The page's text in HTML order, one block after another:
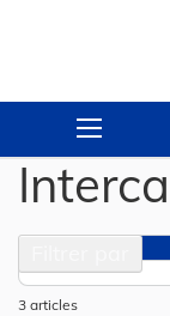
3 articles